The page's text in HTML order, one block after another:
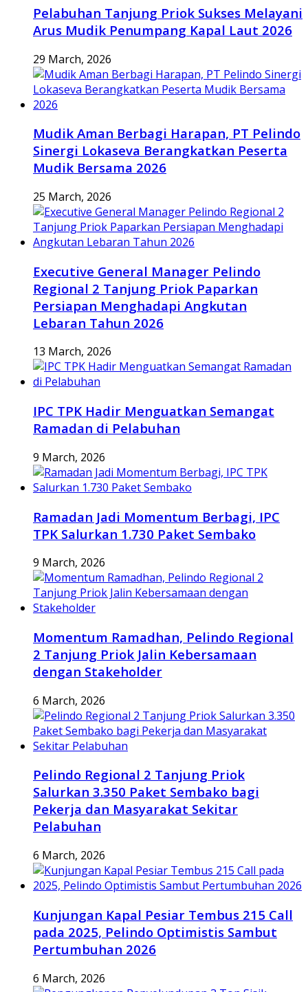
Pelabuhan Tanjung Priok Sukses Melayani
Arus Mudik Penumpang Kapal Laut 2026
29 March, 2026
Mudik Aman Berbagi Harapan, PT Pelindo
Sinergi Lokaseva Berangkatkan Peserta
Mudik Bersama 2026
25 March, 2026
Executive General Manager Pelindo
Regional 2 Tanjung Priok Paparkan
Persiapan Menghadapi Angkutan
Lebaran Tahun 2026
13 March, 2026
IPC TPK Hadir Menguatkan Semangat
Ramadan di Pelabuhan
9 March, 2026
Ramadan Jadi Momentum Berbagi, IPC
TPK Salurkan 1.730 Paket Sembako
9 March, 2026
Momentum Ramadhan, Pelindo Regional
2 Tanjung Priok Jalin Kebersamaan
dengan Stakeholder
6 March, 2026
Pelindo Regional 2 Tanjung Priok
Salurkan 3.350 Paket Sembako bagi
Pekerja dan Masyarakat Sekitar
Pelabuhan
6 March, 2026
Kunjungan Kapal Pesiar Tembus 215 Call
pada 2025, Pelindo Optimistis Sambut
Pertumbuhan 2026
6 March, 2026